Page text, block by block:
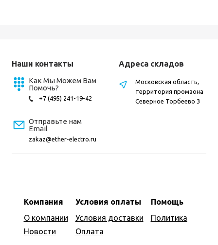
Наши контакты
Как Мы Можем Вам
Помочь?
+7 (495) 241-19-42
Отправьте нам
Email
zakaz@ether-electro.ru
Компания
О компании
Новости
Условия оплаты
Условия доставки
Оплата
Помощь
Политика
Адреса складов
Московская область,
территория промзона
Северное Торбеево 3